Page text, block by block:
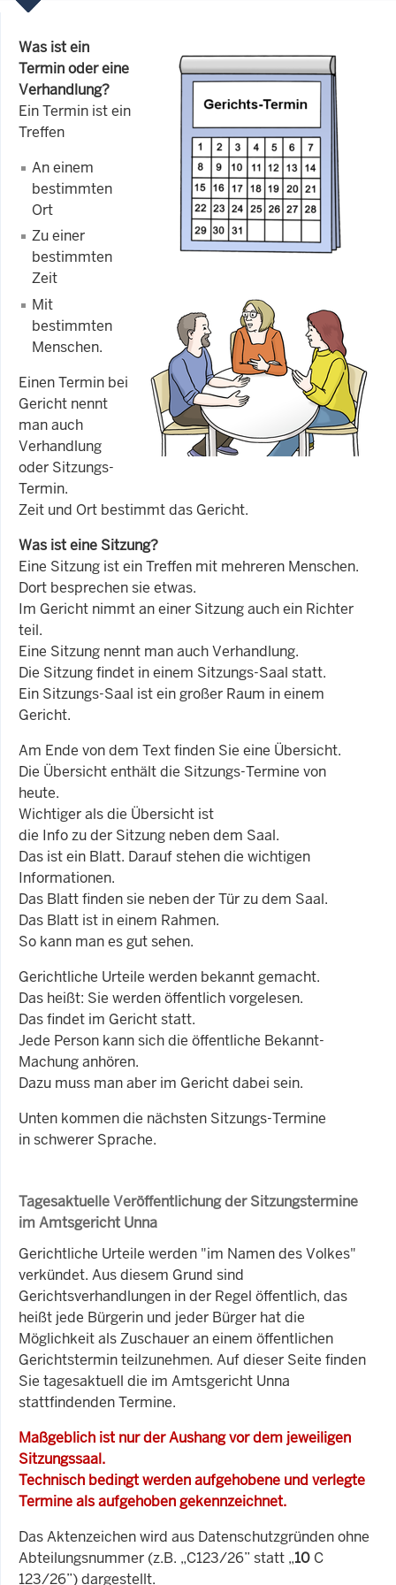
Was ist ein
Termin oder eine
Verhandlung?
Ein Termin ist ein
Treffen
An einem
bestimmten
Ort
Zu einer
bestimmten
Zeit
Mit
bestimmten
Menschen.
Einen Termin bei
Gericht nennt
man auch
Verhandlung
oder Sitzungs-
Termin.
Zeit und Ort bestimmt das Gericht.
Was ist eine Sitzung?
Eine Sitzung ist ein Treffen mit mehreren Menschen.
Dort besprechen sie etwas.
Im Gericht nimmt an einer Sitzung auch ein Richter
teil.
Eine Sitzung nennt man auch Verhandlung.
Die Sitzung findet in einem Sitzungs-Saal statt.
Ein Sitzungs-Saal ist ein großer Raum in einem
Gericht.
Am Ende von dem Text finden Sie eine Übersicht.
Die Übersicht enthält die Sitzungs-Termine von
heute.
Wichtiger als die Übersicht ist
die Info zu der Sitzung neben dem Saal.
Das ist ein Blatt. Darauf stehen die wichtigen
Informationen.
Das Blatt finden sie neben der Tür zu dem Saal.
Das Blatt ist in einem Rahmen.
So kann man es gut sehen.
Gerichtliche Urteile werden bekannt gemacht.
Das heißt: Sie werden öffentlich vorgelesen.
Das findet im Gericht statt.
Jede Person kann sich die öffentliche Bekannt-
Machung anhören.
Dazu muss man aber im Gericht dabei sein.
Unten kommen die nächsten Sitzungs-Termine
in schwerer Sprache.
Tagesaktuelle Veröffentlichung der Sitzungstermine
im Amtsgericht Unna
Gerichtliche Urteile werden "im Namen des Volkes"
verkündet. Aus diesem Grund sind
Gerichtsverhandlungen in der Regel öffentlich, das
heißt jede Bürgerin und jeder Bürger hat die
Möglichkeit als Zuschauer an einem öffentlichen
Gerichtstermin teilzunehmen. Auf dieser Seite finden
Sie tagesaktuell die im Amtsgericht Unna
stattfindenden Termine.
Maßgeblich ist nur der Aushang vor dem jeweiligen
Sitzungssaal.
Technisch bedingt werden aufgehobene und verlegte
Termine als aufgehoben gekennzeichnet.
Das Aktenzeichen wird aus Datenschutzgründen ohne
Abteilungsnummer (z.B. „C123/26” statt „10 C
123/26”) dargestellt.